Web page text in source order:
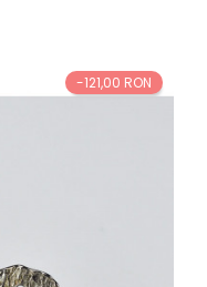
-121,00 RON